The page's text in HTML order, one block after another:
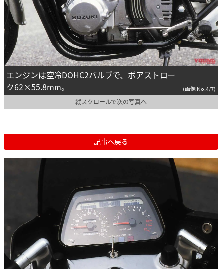
エンジンは空冷DOHC2バルブで、ボアストロー
ク62×55.8mm。
(画像 No.4/7)
縦スクロールで次の写真へ
記事へ戻る